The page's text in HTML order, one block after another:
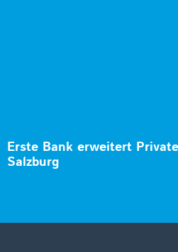
Erste Bank erweitert
Salzburg